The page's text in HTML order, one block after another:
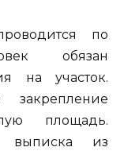
по
обязан
на участок.
закрепление
площадь.
выписка из